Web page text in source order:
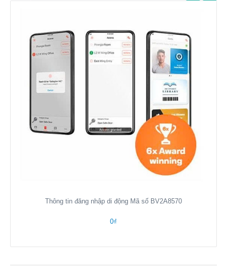
Thông tin đăng nhập di động Mã số BV2A8570
0₫